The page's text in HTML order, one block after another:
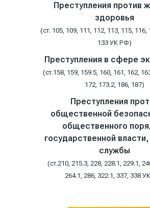
Преступления против
здоровья
(ст. 105, 109, 111, 112, 113, 115, 116,
133 УК РФ)
Преступления в сфере
(ст.158, 159, 159.5, 160, 161, 162,
172, 173.2, 186, 187)
Преступления
общественной
общественного
государственной
службы
(ст.210, 215.3, 228, 228.1, 229.1,
264.1, 286, 322.1, 337, 338